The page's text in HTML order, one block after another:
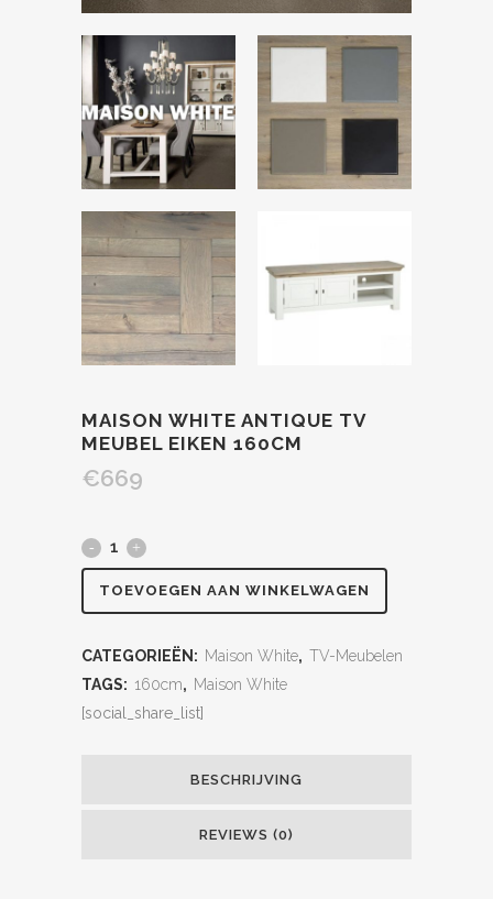
MAISON WHITE ANTIQUE TV
MEUBEL EIKEN 160CM
€669
TOEVOEGEN AAN WINKELWAGEN
CATEGORIEËN: Maison White, TV-Meubelen
TAGS: 160cm, Maison White
[social_share_list]
BESCHRIJVING
REVIEWS (0)